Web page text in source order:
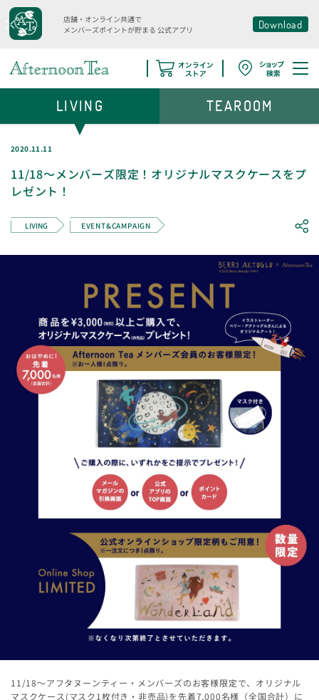
店舗・オンライン共通で
メンバーズポイントが貯まる 公式アプリ Download
2020.11.11
11/18～メンバーズ限定！オリジナルマスクケースをプ
レゼント！
LIVING EVENT&CAMPAIGN
11/18～アフタヌーンティー・メンバーズのお客様限定で、オリジナル
マスクケース(マスク1枚付き・非売品)を先着7,000名様（全国合計）に
LIVING TEAROOM